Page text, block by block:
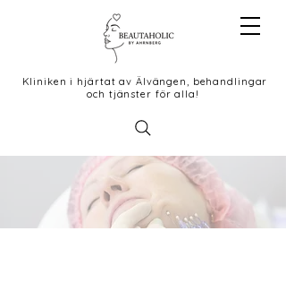
Kliniken i hjärtat av Älvängen, behandlingar
och tjänster för alla!